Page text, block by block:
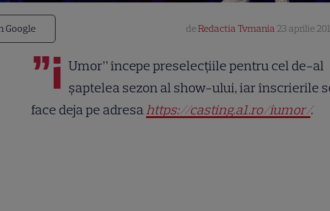
Google deRedactia Tvmania 23 aprilie
”i Umor” începe preselecțiile pentru cel de-al
şaptelea sezon al show-ului, iar înscrierile
face deja pe adresahttps://casting.a1.ro/iumor/.